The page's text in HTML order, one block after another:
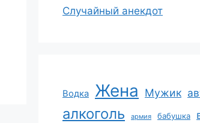
Случайный анекдот
Водка Жена Мужик
алкоголь армия бабушка